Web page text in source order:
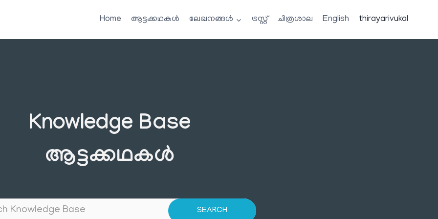
Home ആട്ടക്കഥകൾ ലേഖനങ്ങൾ ട്രസ്റ്റ് ചിത്രശാല English thirayarivukal
Knowledge Base
ആട്ടക്കഥകൾ